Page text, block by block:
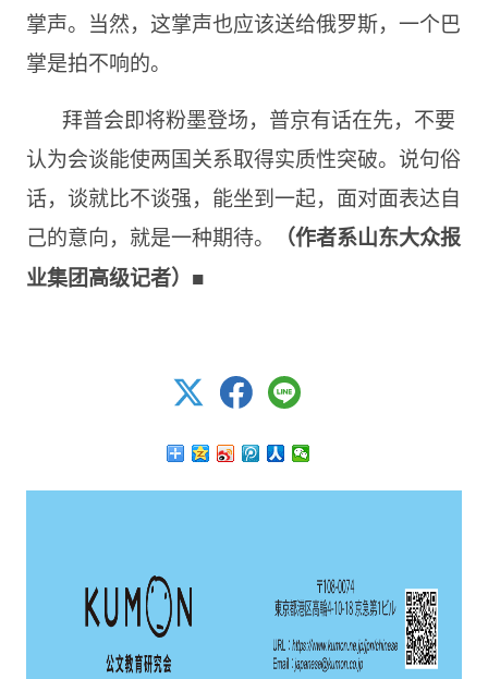
掌声。当然，这掌声也应该送给俄罗斯，一个巴
掌是拍不响的。
拜普会即将粉墨登场，普京有话在先，不要
认为会谈能使两国关系取得实质性突破。说句俗
话，谈就比不谈强，能坐到一起，面对面表达自
己的意向，就是一种期待。
（作者系山东大众报
业集团高级记者） ■